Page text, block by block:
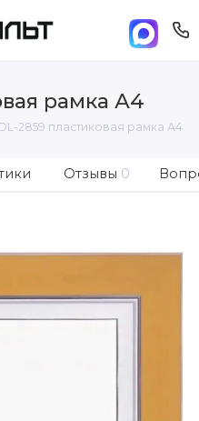
рамка А4
DL-2859 пластиковая рамка А4
Отзывы 0